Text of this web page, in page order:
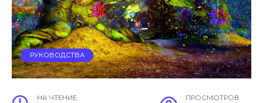
РУКОВОДСТВА
НА ЧТЕНИЕ ПРОСМОТРОВ